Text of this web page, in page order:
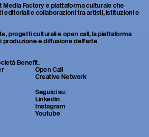
Media Factory e piattaforma culturale che
e collaborazioni tra artisti, istituzioni e
progetti culturali e open call, la piattaforma
e diffusione dell’arte
Benefit.
Open Call
Creative Network
Seguici su:
Linkedin
Instagram
Youtube